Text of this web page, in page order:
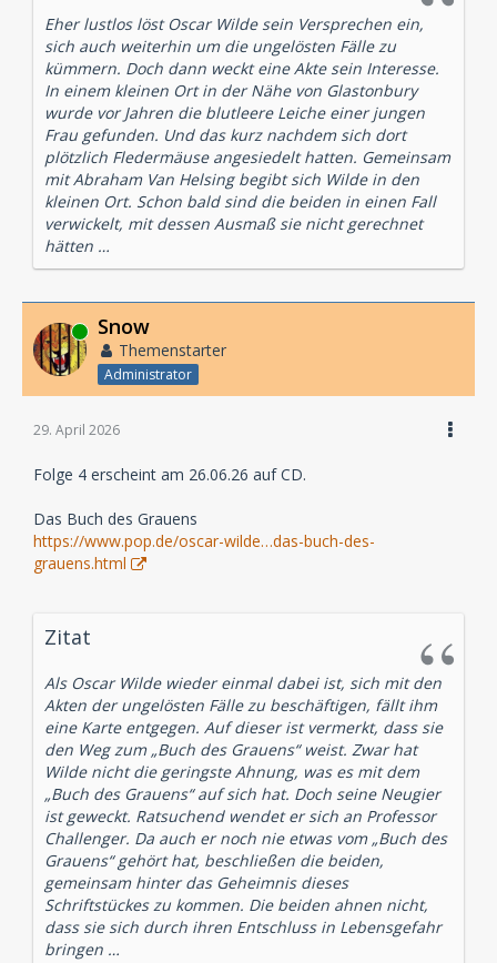
Eher lustlos löst Oscar Wilde sein Versprechen ein,
sich auch weiterhin um die ungelösten Fälle zu
kümmern. Doch dann weckt eine Akte sein Interesse.
In einem kleinen Ort in der Nähe von Glastonbury
wurde vor Jahren die blutleere Leiche einer jungen
Frau gefunden. Und das kurz nachdem sich dort
plötzlich Fledermäuse angesiedelt hatten. Gemeinsam
mit Abraham Van Helsing begibt sich Wilde in den
kleinen Ort. Schon bald sind die beiden in einen Fall
verwickelt, mit dessen Ausmaß sie nicht gerechnet
hätten …
Online Snow
Themenstarter
Administrator
29. April 2026
Folge 4 erscheint am 26.06.26 auf CD.
Das Buch des Grauens
https://www.pop.de/oscar-wilde…das-buch-des-
grauens.html
Zitat
Als Oscar Wilde wieder einmal dabei ist, sich mit den
Akten der ungelösten Fälle zu beschäftigen, fällt ihm
eine Karte entgegen. Auf dieser ist vermerkt, dass sie
den Weg zum „Buch des Grauens“ weist. Zwar hat
Wilde nicht die geringste Ahnung, was es mit dem
„Buch des Grauens“ auf sich hat. Doch seine Neugier
ist geweckt. Ratsuchend wendet er sich an Professor
Challenger. Da auch er noch nie etwas vom „Buch des
Grauens“ gehört hat, beschließen die beiden,
gemeinsam hinter das Geheimnis dieses
Schriftstückes zu kommen. Die beiden ahnen nicht,
dass sie sich durch ihren Entschluss in Lebensgefahr
bringen …